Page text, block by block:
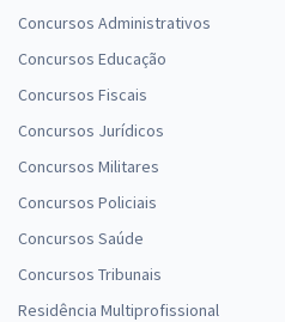
Concursos Administrativos
Concursos Educação
Concursos Fiscais
Concursos Jurídicos
Concursos Militares
Concursos Policiais
Concursos Saúde
Concursos Tribunais
Residência Multiprofissional